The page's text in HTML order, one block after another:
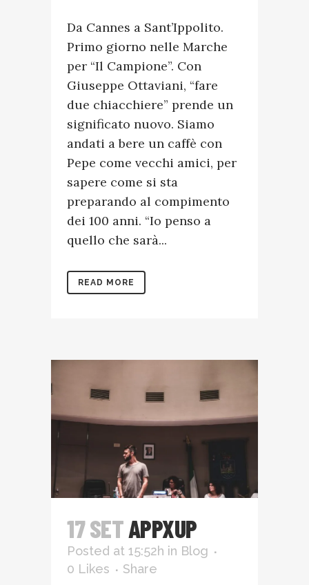
Da Cannes a Sant’Ippolito.
Primo giorno nelle Marche
per “Il Campione”. Con
Giuseppe Ottaviani, “fare
due chiacchiere” prende un
significato nuovo. Siamo
andati a bere un caffè con
Pepe come vecchi amici, per
sapere come si sta
preparando al compimento
dei 100 anni. “Io penso a
quello che sarà...
READ MORE
17 SETAPPXUP
Posted at 15:52h in Blog
0 Likes Share